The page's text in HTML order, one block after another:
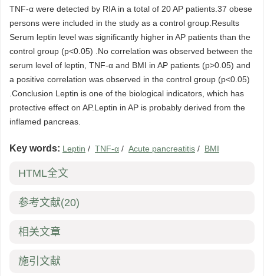
TNF-α were detected by RIA in a total of 20 AP patients.37 obese
persons were included in the study as a control group.Results
Serum leptin level was significantly higher in AP patients than the
control group (p<0.05) .No correlation was observed between the
serum level of leptin, TNF-α and BMI in AP patients (p>0.05) and
a positive correlation was observed in the control group (p<0.05)
.Conclusion Leptin is one of the biological indicators, which has
protective effect on AP.Leptin in AP is probably derived from the
inflamed pancreas.
Key words: Leptin / TNF-α / Acute pancreatitis / BMI
HTML全文
参考文献(20)
相关文章
施引文献